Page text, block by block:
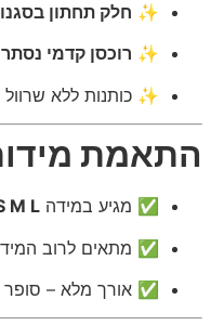
✨ חלק תחתון
✨ רוכסן קדמי נסתר
✨ כותנות ללא
התאמת
✅ מגיע במידה M L
✅ מתאים לרוב
✅ אורך מלא – סופר